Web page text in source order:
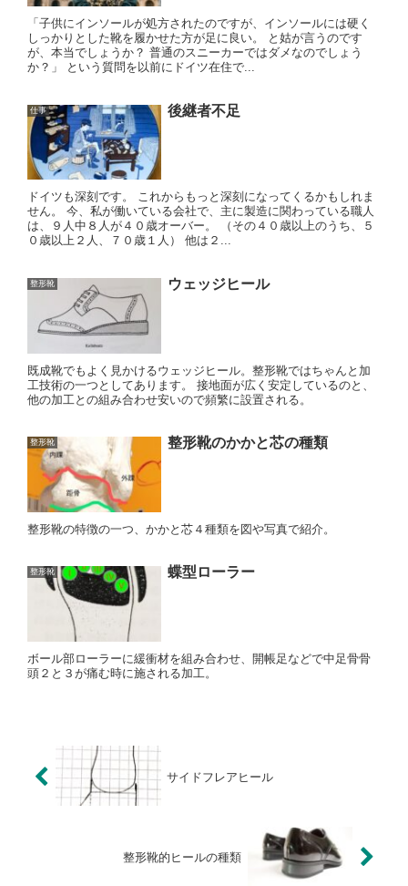
「子供にインソールが処方されたのですが、インソールには硬く
しっかりとした靴を履かせた方が足に良い。 と姑が言うのです
が、本当でしょうか？ 普通のスニーカーではダメなのでしょう
か？」 という質問を以前にドイツ在住で...
仕事 後継者不足
ドイツも深刻です。 これからもっと深刻になってくるかもしれま
せん。 今、私が働いている会社で、主に製造に関わっている職人
は、９人中８人が４０歳オーバー。 （その４０歳以上のうち、５
０歳以上２人、７０歳１人） 他は２...
整形靴 ウェッジヒール
既成靴でもよく見かけるウェッジヒール。整形靴ではちゃんと加
工技術の一つとしてあります。 接地面が広く安定しているのと、
他の加工との組み合わせ安いので頻繁に設置される。
整形靴 整形靴のかかと芯の種類
整形靴の特徴の一つ、かかと芯４種類を図や写真で紹介。
整形靴 蝶型ローラー
ボール部ローラーに緩衝材を組み合わせ、開帳足などで中足骨骨
頭２と３が痛む時に施される加工。
サイドフレアヒール
整形靴的ヒールの種類